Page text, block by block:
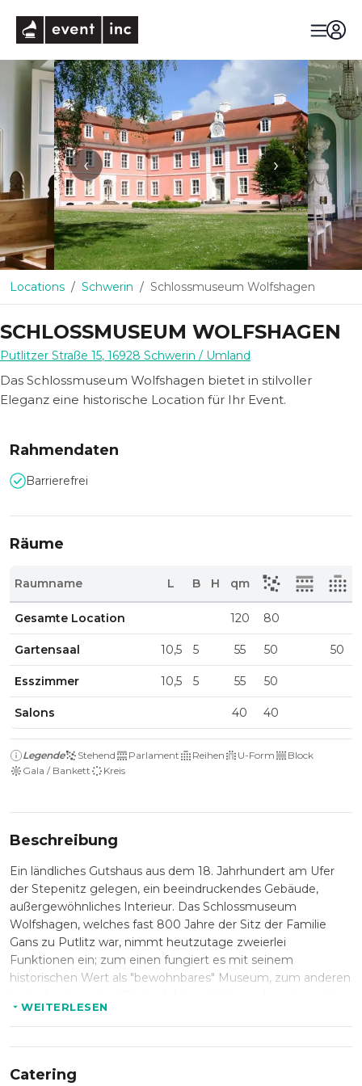
‹ ›
Locations Schwerin Schlossmuseum Wolfshagen
SCHLOSSMUSEUM WOLFSHAGEN
Putlitzer Straße 15, 16928 Schwerin / Umland
Das Schlossmuseum Wolfshagen bietet in stilvoller
Eleganz eine historische Location für Ihr Event.
Rahmendaten
Barrierefrei
Räume
Raumname L B H qm
Gesamte Location 120 80
Gartensaal 10,5 5 55 50 50
Esszimmer 10,5 5 55 50
Salons 40 40
Legende Stehend Parlament Reihen U-Form
Block
Gala / Bankett
Kreis
Beschreibung
Ein ländliches Gutshaus aus dem 18. Jahrhundert am Ufer
der Stepenitz gelegen, ein beeindruckendes Gebäude,
außergewöhnliches Interieur. Das Schlossmuseum
Wolfshagen, welches fast 800 Jahre der Sitz der Familie
Gans zu Putlitz war, nimmt heutzutage zweierlei
Funktionen ein; zum einen fungiert es mit seinem
historischen Wert als "bewohnbares" Museum, zum anderen
herausragender Innenausstattung. Ein traumhafter
Gartensaal bietet den richtigen Rahmen für Trauungen,
Vorträge oder Konzerte und bietet bis zu 60 Personen Platz.
Das elegante Esszimmer lädt zu Empfängen, Kaffeetafeln
WEITERLESEN
Catering